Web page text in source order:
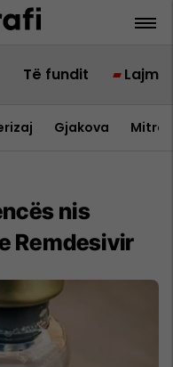
Të fundit Lajme
Gjakova
nis
Remdesivir